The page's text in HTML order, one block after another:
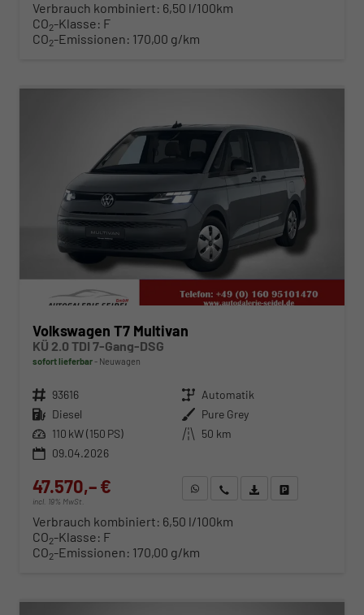
Verbrauch kombiniert: 6,50 l/100km
CO2-Klasse: F
CO2-Emissionen: 170,00 g/km
Volkswagen T7 Multivan
KÜ 2.0 TDI 7-Gang-DSG
sofort lieferbar Neuwagen
Fahrzeugnr. 93616 Getriebe Automatik
Kraftstoff Diesel Außenfarbe Pure Grey
Leistung 110 kW (150 PS) Kilometerstand 50 km
09.04.2026
47.570,– €
incl. 19% MwSt.
WhatsApp anfragen
Wir rufen Sie anFahrzeugexposé (PDF)
Verbrauch kombiniert: 6,50 l/100km
CO2-Klasse: F
CO2-Emissionen: 170,00 g/km